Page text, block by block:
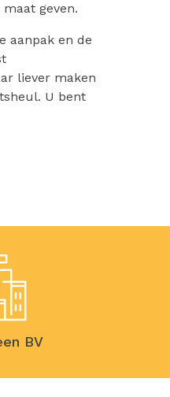
geven.
aanpak en de
liever maken
U bent
BV